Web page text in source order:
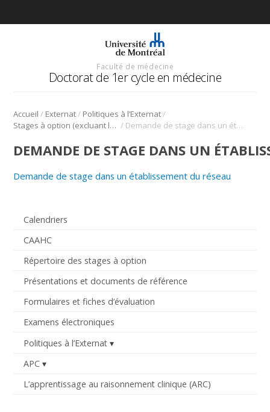
Faculté de médecine
Doctorat de 1er cycle en médecine
Accueil / Externat/ Politiques à l’Externat/
Stages à option (excluant les stages sélectifs) / Demande de stage dans un établissement du réseau
Calendriers
CAAHC
Répertoire des stages à option
Présentations et documents de référence
Formulaires et fiches d’évaluation
Examens électroniques
Politiques à l’Externat
APC
L’apprentissage au raisonnement clinique (ARC)
DEMANDE DE STAGE DANS UN
Demande de stage dans un établissement du réseau